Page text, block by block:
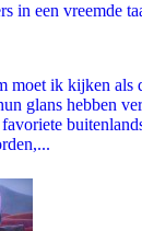
in een vreemde
moet ik kijken als
glans hebben